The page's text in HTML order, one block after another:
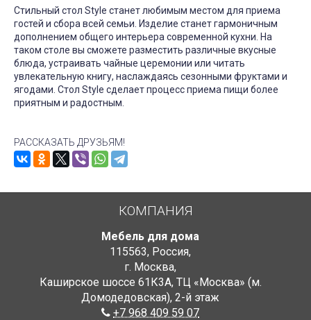
Стильный стол Style станет любимым местом для приема
гостей и сбора всей семьи. Изделие станет гармоничным
дополнением общего интерьера современной кухни. На
таком столе вы сможете разместить различные вкусные
блюда, устраивать чайные церемонии или читать
увлекательную книгу, наслаждаясь сезонными фруктами и
ягодами. Стол Style сделает процесс приема пищи более
приятным и радостным.
РАССКАЗАТЬ ДРУЗЬЯМ!
КОМПАНИЯ
Мебель для дома
115563, Россия,
г. Москва,
Каширское шоссе 61К3А, ТЦ «Москва» (м.
Домодедовская), 2-й этаж
+7 968 409 59 07